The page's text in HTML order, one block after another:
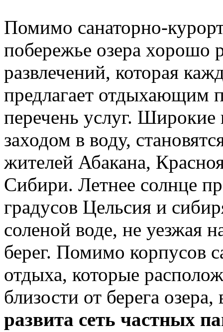
Помимо санаторно-
побережье озера хорошо
развлечений, которая
предлагает отдыхающим
перечень услуг.
заходом в воду,
жителей Абакана,
Сибири. Летнее солнце
градусов Цельсия и
соленой воде, не уезжая
берег. Помимо корпусов
отдыха, которые
близости от берега
развита сеть частных